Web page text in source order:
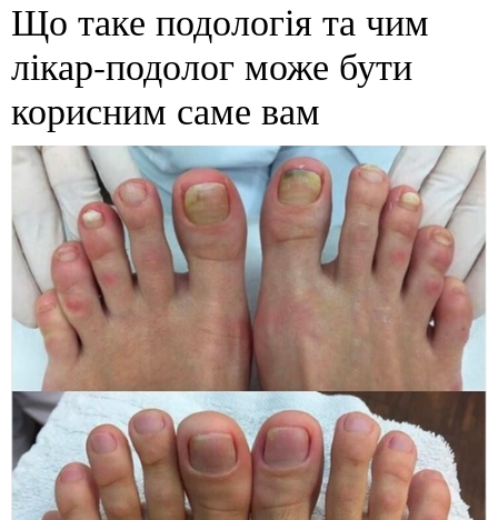
Що таке подологія та чим
лікар-подолог може бути
корисним саме вам